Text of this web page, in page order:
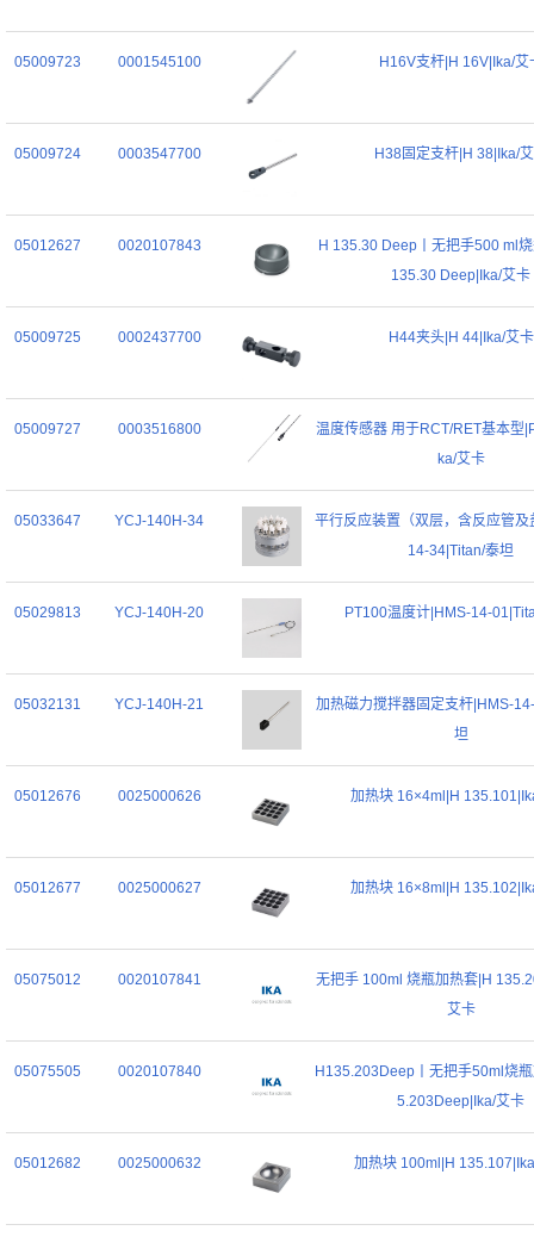
05009723 0001545100 H16V支杆|H 16V|Ika/艾
05009724 0003547700 H38固定支杆|H 38|Ika/
05012627 0020107843
H 135.30 Deep丨无把手500 ml
135.30 Deep|Ika/艾卡
05009725 0002437700 H44夹头|H 44|Ika/艾卡
05009727 0003516800
温度传感器 用于RCT/RET基本型
ka/艾卡
05033647 YCJ-140H-34
平行反应装置（双层，含反应管及
14-34|Titan/泰坦
05029813 YCJ-140H-20 PT100温度计|HMS-14-
05032131 YCJ-140H-21
加热磁力搅拌器固定支杆|HMS-
坦
05012676 0025000626 加热块 16×4ml|H
05012677 0025000627 加热块 16×8ml|H
05075012 0020107841
无把手 100ml 烧瓶加热套|H
艾卡
05075505 0020107840
H135.203Deep丨无把手50ml烧
5.203Deep|Ika/艾卡
05012682 0025000632 加热块 100ml|H